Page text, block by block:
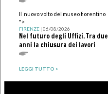
Il nuovo volto del museo fiorentino
">
FIRENZE| 06/08/2026
Nel futuro degli Uffizi. Tra due
anni la chiusura dei lavori
LEGGI TUTTO >